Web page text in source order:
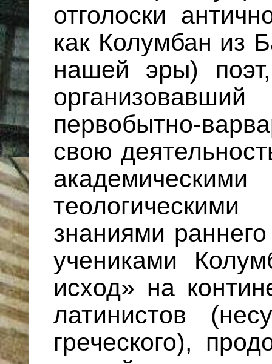
отголоски
как Колумбан из
нашей эры)
первобытно-
свою
знаниями
учениками
исход» на
латинистов
греческого),